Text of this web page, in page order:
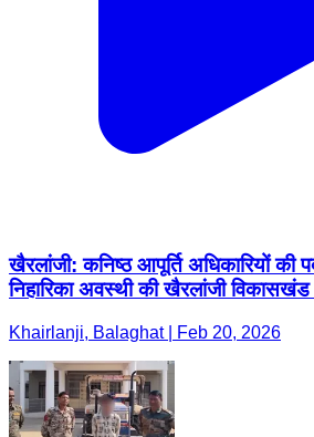
खैरलांजी: कनिष्ठ आपूर्ति अधिकारियों की
निहारिका अवस्थी की खैरलांजी
Khairlanji, Balaghat | Feb 20, 2026